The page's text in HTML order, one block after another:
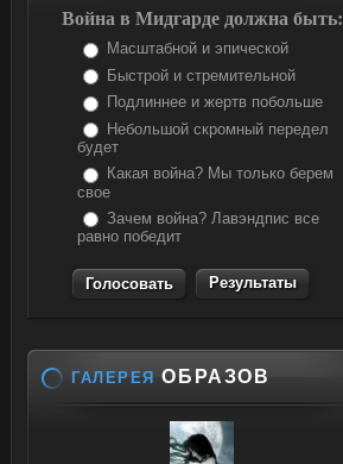
Война в Мидгарде должна быть:
Масштабной и эпической
Быстрой и стремительной
Подлиннее и жертв побольше
Небольшой скромный передел
будет
Какая война? Мы только берем
свое
Зачем война? Лавэндпис все
равно победит
Результаты
ГАЛЕРЕЯ ОБРАЗОВ